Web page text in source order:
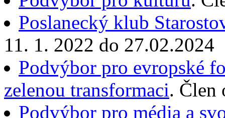
Poslanecký klub
11. 1. 2022 do 27.02.2024
Podvýbor pro evropské
zelenou transformaci. Člen
Podvýbor pro média a